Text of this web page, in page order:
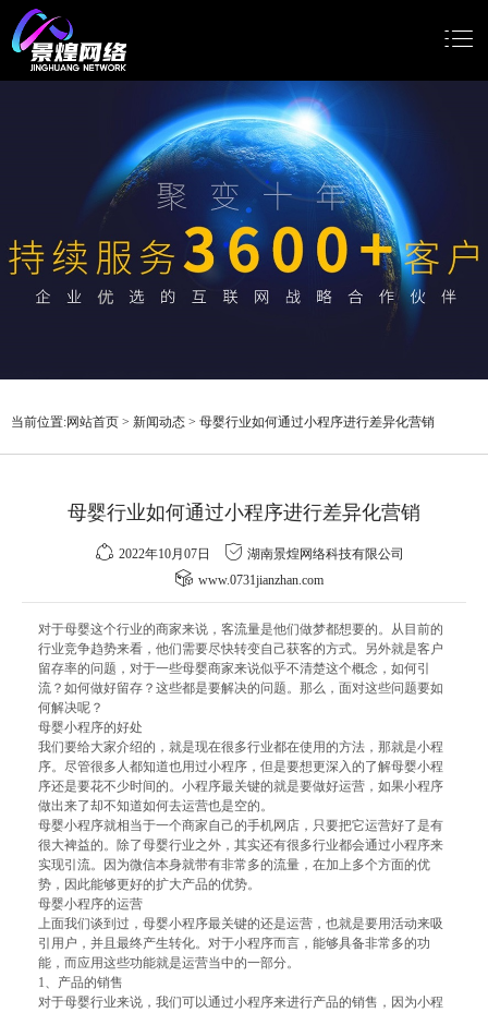
小程序开发
Google推广
关于我们
当前位置:网站首页 > 新闻动态 > 母婴行业如何通过小程序进行差异化营销
母婴行业如何通过小程序进行差异化营销
2022年10月07日
湖南景煌网络科技有限公司
www.0731jianzhan.com
对于母婴这个行业的商家来说，客流量是他们做梦都想要的。从目前的
行业竞争趋势来看，他们需要尽快转变自己获客的方式。另外就是客户
留存率的问题，对于一些母婴商家来说似乎不清楚这个概念，如何引
流？如何做好留存？这些都是要解决的问题。那么，面对这些问题要如
何解决呢？
母婴小程序的好处
我们要给大家介绍的，就是现在很多行业都在使用的方法，那就是小程
序。尽管很多人都知道也用过小程序，但是要想更深入的了解母婴小程
序还是要花不少时间的。小程序最关键的就是要做好运营，如果小程序
做出来了却不知道如何去运营也是空的。
母婴小程序就相当于一个商家自己的手机网店，只要把它运营好了是有
很大裨益的。除了母婴行业之外，其实还有很多行业都会通过小程序来
实现引流。因为微信本身就带有非常多的流量，在加上多个方面的优
势，因此能够更好的扩大产品的优势。
母婴小程序的运营
上面我们谈到过，母婴小程序最关键的还是运营，也就是要用活动来吸
引用户，并且最终产生转化。对于小程序而言，能够具备非常多的功
能，而应用这些功能就是运营当中的一部分。
1、产品的销售
对于母婴行业来说，我们可以通过小程序来进行产品的销售，因为小程